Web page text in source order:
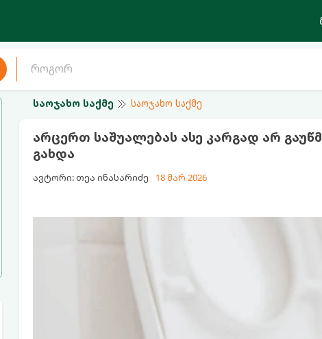
საოჯახო საქმე საოჯახო საქმე
არცერთ საშუალებას ასე კარგად არ
გახდა
ავტორი: თეა ინასარიძე 18 მარ 2026